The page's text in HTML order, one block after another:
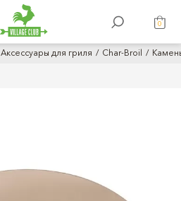
0
Аксессуары для гриля Char-Broil